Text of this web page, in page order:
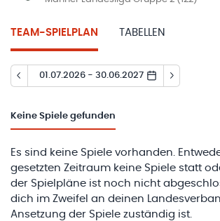
TEAM-SPIELPLAN TABELLEN
01.07.2026 - 30.06.2027
Keine Spiele gefunden
Es sind keine Spiele vorhanden.
gesetzten Zeitraum keine Spiele statt
der Spielpläne ist noch nicht
dich im Zweifel an deinen
Ansetzung der Spiele zuständig ist.